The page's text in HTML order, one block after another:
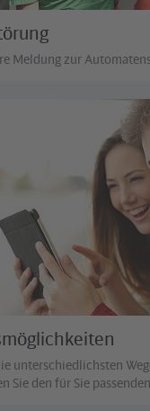
Meldung zur
unterschiedlichsten
Sie den für Sie passenden.